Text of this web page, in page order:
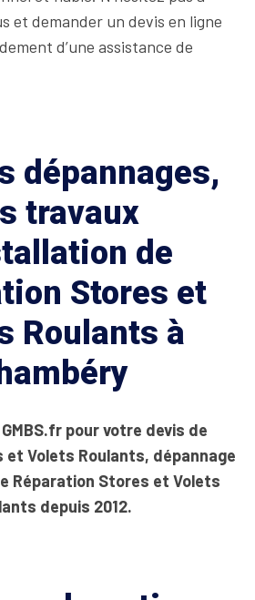
et demander un devis en ligne
d’une assistance de
dépannages,
travaux
de
Stores et
Roulants à
pour votre devis de
et Volets Roulants, dépannage
Réparation Stores et Volets
depuis 2012.